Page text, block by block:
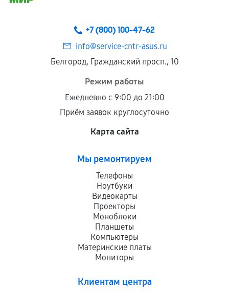
+7 (800) 100-47-62
info@service-cntr-asus.ru
Белгород, Гражданский просп., 10
Режим работы
Ежедневно с 9:00 до 21:00
Приём заявок круглосуточно
Карта сайта
Мы ремонтируем
Телефоны
Ноутбуки
Видеокарты
Проекторы
Моноблоки
Планшеты
Компьютеры
Материнские платы
Мониторы
Клиентам центра